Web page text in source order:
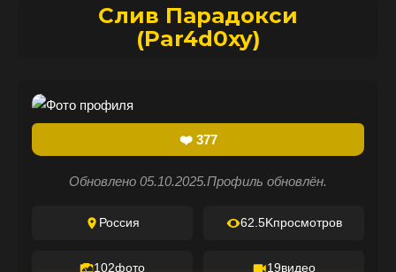
Слив Парадокси
(Par4d0xy)
❤️ 377
Обновлено 05.10.2025.Профиль обновлён.
Россия 62.5Kпросмотров
102фото 19видео